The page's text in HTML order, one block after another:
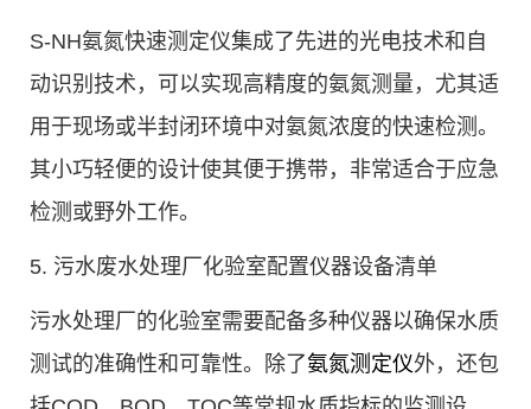
S-NH氨氮快速测定仪集成了先进的光电技术和自
动识别技术，可以实现高精度的氨氮测量，尤其适
用于现场或半封闭环境中对氨氮浓度的快速检测。
其小巧轻便的设计使其便于携带，非常适合于应急
检测或野外工作。
5. 污水废水处理厂化验室配置仪器设备清单
污水处理厂的化验室需要配备多种仪器以确保水质
测试的准确性和可靠性。除了氨氮测定仪外，还包